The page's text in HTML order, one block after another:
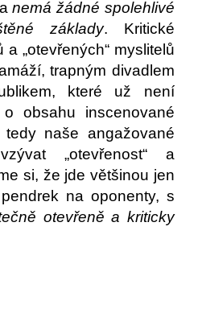
nemá žádné spolehlivé
základy. Kritické
„otevřených“ myslitelů
trapným divadlem
které už není
obsahu inscenované
tedy naše angažované
„otevřenost“ a
si, že jde většinou jen
na oponenty, s
otevřeně a kriticky